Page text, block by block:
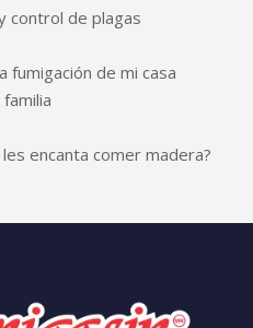
control de plagas
fumigación de mi casa
encanta comer madera?